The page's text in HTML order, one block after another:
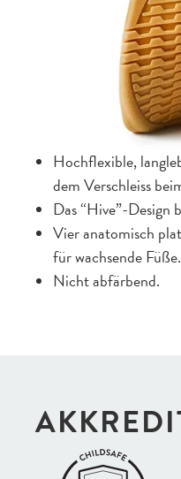
Hochflexible,
dem Verschleiss
Das “Hive”-Design
Vier anatomisch
für wachsende Füße.
Nicht abfärbend.